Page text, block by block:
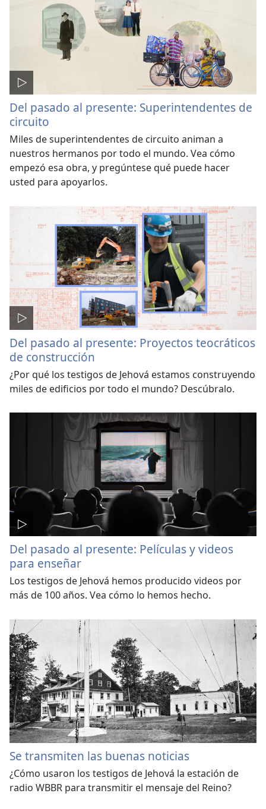
Del pasado al presente: Superintendentes de
circuito
Miles de superintendentes de circuito animan a
nuestros hermanos por todo el mundo. Vea cómo
empezó esa obra, y pregúntese qué puede hacer
usted para apoyarlos.
Del pasado al presente: Proyectos teocráticos
de construcción
¿Por qué los testigos de Jehová estamos construyendo
miles de edificios por todo el mundo? Descúbralo.
Del pasado al presente: Películas y videos
para enseñar
Los testigos de Jehová hemos producido videos por
más de 100 años. Vea cómo lo hemos hecho.
Se transmiten las buenas noticias
¿Cómo usaron los testigos de Jehová la estación de
radio WBBR para transmitir el mensaje del Reino?